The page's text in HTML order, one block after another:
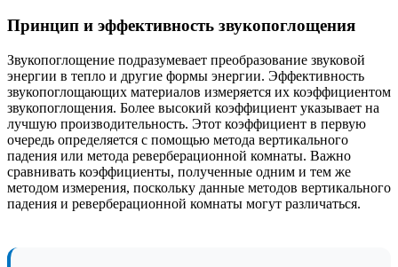
Принцип и эффективность звукопоглощения
Звукопоглощение подразумевает преобразование звуковой
энергии в тепло и другие формы энергии. Эффективность
звукопоглощающих материалов измеряется их коэффициентом
звукопоглощения. Более высокий коэффициент указывает на
лучшую производительность. Этот коэффициент в первую
очередь определяется с помощью метода вертикального
падения или метода реверберационной комнаты. Важно
сравнивать коэффициенты, полученные одним и тем же
методом измерения, поскольку данные методов вертикального
падения и реверберационной комнаты могут различаться.